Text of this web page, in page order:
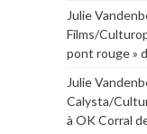
Julie
Films/
pont rouge »
Julie
Calysta/
à OK Corral